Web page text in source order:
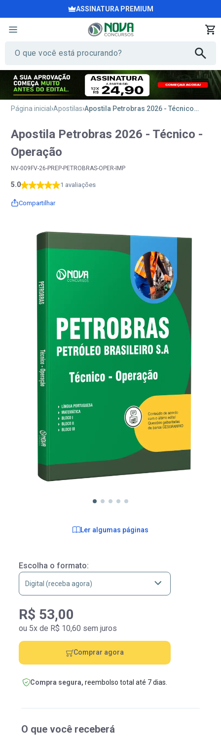
ASSINATURA PREMIUM
Página inicial Apostilas Apostila Petrobras 2026 - Técnico - Operação
Ler algumas páginas
Apostila Petrobras 2026 - Técnico -
Operação
NV-009FV-26-PREP-PETROBRAS-OPER-IMP
5.0 1 avaliações
Compartilhar
O que você receberá
Escolha o formato:
R$ 53,00
ou 5x de R$ 10,60 sem juros
Comprar agora
Compra segura, reembolso total até 7 dias.